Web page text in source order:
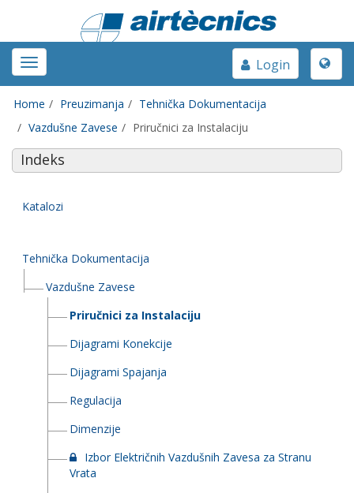
Toggle
navigation
Toggle
Login
Home Preuzimanja
Tehnička Dokumentacija
Vazdušne Zavese
Priručnici za Instalaciju
Indeks
Katalozi
Tehnička Dokumentacija
Vazdušne Zavese
Priručnici za Instalaciju
Dijagrami Konekcije
Dijagrami Spajanja
Regulacija
Dimenzije
Izbor Električnih Vazdušnih Zavesa za Stranu
Vrata